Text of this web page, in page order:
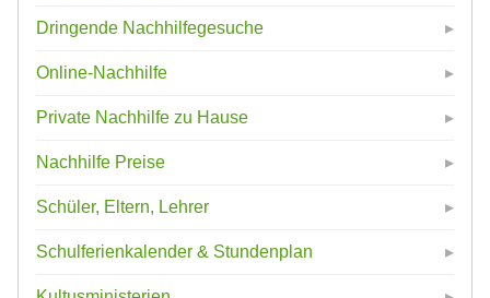
Dringende Nachhilfegesuche
Online-Nachhilfe
Private Nachhilfe zu Hause
Nachhilfe Preise
Schüler, Eltern, Lehrer
Schulferienkalender & Stundenplan